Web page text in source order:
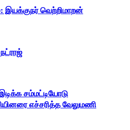
இயக்குநர் வெற்றிமாறன்
சம்மட்டியோடு
எச்சரித்த வேலுமணி